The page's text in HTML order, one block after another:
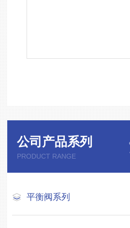
公司产品系列
PRODUCT RANGE
平衡阀系列